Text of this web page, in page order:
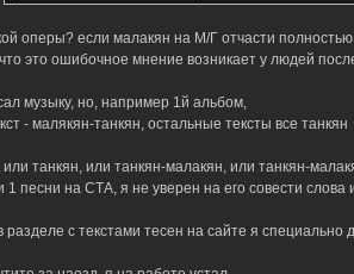
оперы? если малакян на М/Г отчасти
это ошибочное мнение возникает у людей
музыку, но, например 1й альбом,
- малякян-танкян, остальные тексты все танкян
танкян, или танкян-малакян, или танкян-
1 песни на СТА, я не уверен на его совести слова
разделе с текстами тесен на сайте я